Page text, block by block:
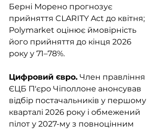
Берні Морено прогнозує
прийняття CLARITY Act до квітня;
Polymarket оцінює ймовірність
його прийняття до кінця 2026
року у 71–78%.
Цифровий євро. Член правління
ЄЦБ П'єро Чіполлоне анонсував
відбір постачальників у першому
кварталі 2026 року і обмежений
пілот у 2027-му з повноцінним